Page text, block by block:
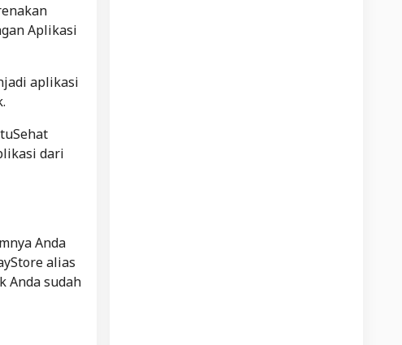
Aplikasi
aplikasi
dari
Anda
alias
Anda sudah